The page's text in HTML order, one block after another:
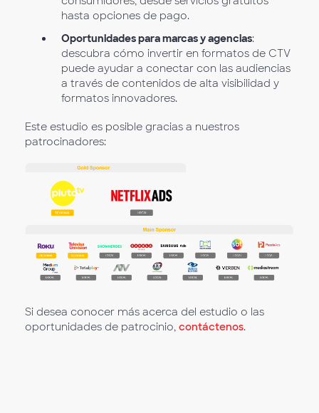
hasta opciones de pago.
Oportunidades para marcas y agencias:
descubra cómo invertir en formatos de CTV
puede ayudar a conectar con las audiencias
a través de contenidos de alta visibilidad y
formatos innovadores.
Este estudio es posible gracias a nuestros
patrocinadores:
Si desea conocer más acerca del estudio o las
oportunidades de patrocinio, contáctenos.